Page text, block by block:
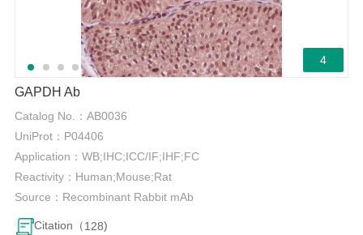
4
GAPDH Ab
Catalog No.： AB0036
UniProt： P04406
Application： WB;IHC;ICC/IF;IHF;FC
Reactivity： Human;Mouse;Rat
Source： Recombinant Rabbit mAb
Citation（128)